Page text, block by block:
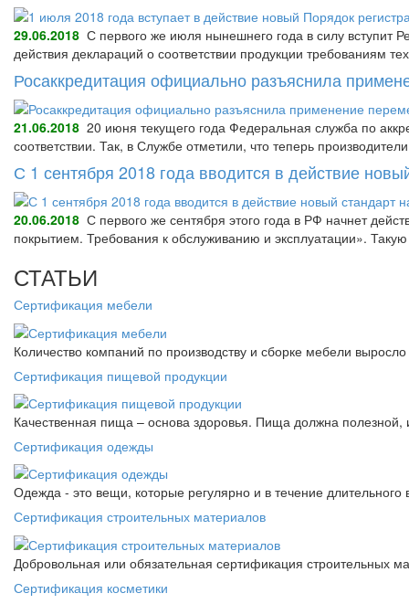
29.06.2018 С первого же июля нынешнего года в силу вступит
действия деклараций о соответствии продукции требованиям
Росаккредитация официально разъяснила
21.06.2018 20 июня текущего года Федеральная служба по
соответствии. Так, в Службе отметили, что теперь
С 1 сентября 2018 года вводится в действие
20.06.2018 С первого же сентября этого года в РФ начнет
покрытием. Требования к обслуживанию и эксплуатации».
СТАТЬИ
Сертификация мебели
Количество компаний по производству и сборке мебели
Сертификация пищевой продукции
Качественная пища – основа здоровья. Пища должна
Сертификация одежды
Одежда - это вещи, которые регулярно и в течение
Сертификация строительных материалов
Добровольная или обязательная сертификация строительных
Сертификация косметики